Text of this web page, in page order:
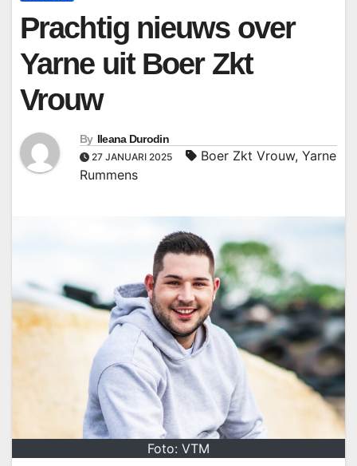
Prachtig nieuws over
Yarne uit Boer Zkt
Vrouw
By Ileana Durodin
27 JANUARI 2025 Boer Zkt Vrouw, Yarne
Rummens
Foto: VTM